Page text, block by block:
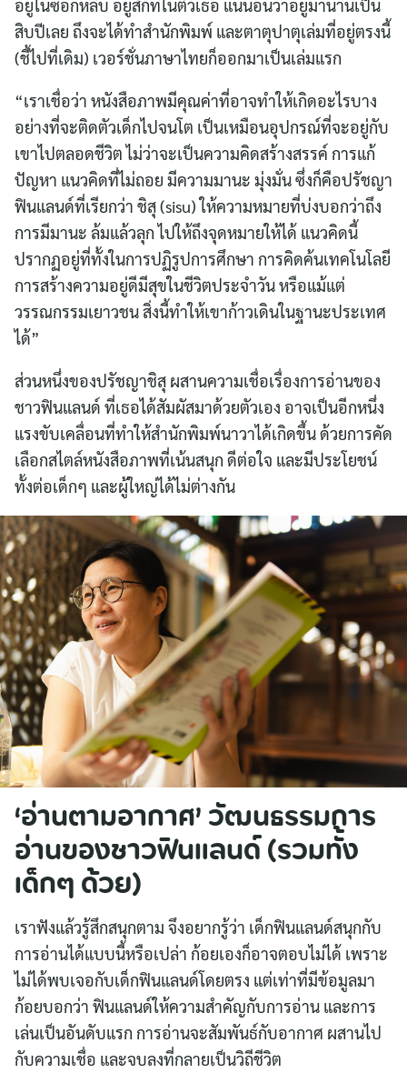
อยู่ในซอกหลืบ อยู่สักที่ในตัวเธอ แน่นอนว่าอยู่มานานเป็น
สิบปีเลย ถึงจะได้ทำสำนักพิมพ์ และตาตุปาตุเล่มที่อยู่ตรงนี้
(ชี้ไปที่เดิม) เวอร์ชั่นภาษาไทยก็ออกมาเป็นเล่มแรก
“เราเชื่อว่า หนังสือภาพมีคุณค่าที่อาจทำให้เกิดอะไรบาง
อย่างที่จะติดตัวเด็กไปจนโต เป็นเหมือนอุปกรณ์ที่จะอยู่กับ
เขาไปตลอดชีวิต ไม่ว่าจะเป็นความคิดสร้างสรรค์ การแก้
ปัญหา แนวคิดที่ไม่ถอย มีความมานะ มุ่งมั่น ซึ่งก็คือปรัชญา
ฟินแลนด์ที่เรียกว่า ชิสุ (sisu) ให้ความหมายที่บ่งบอกว่าถึง
การมีมานะ ล้มแล้วลุก ไปให้ถึงจุดหมายให้ได้ แนวคิดนี้
ปรากฏอยู่ที่ทั้งในการปฏิรูปการศึกษา การคิดค้นเทคโนโลยี
การสร้างความอยู่ดีมีสุขในชีวิตประจำวัน หรือแม้แต่
วรรณกรรมเยาวชน สิ่งนี้ทำให้เขาก้าวเดินในฐานะประเทศ
ได้”
ส่วนหนึ่งของปรัชญาชิสุ ผสานความเชื่อเรื่องการอ่านของ
ชาวฟินแลนด์ ที่เธอได้สัมผัสมาด้วยตัวเอง อาจเป็นอีกหนึ่ง
แรงขับเคลื่อนที่ทำให้สำนักพิมพ์นาวาได้เกิดขึ้น ด้วยการคัด
เลือกสไตล์หนังสือภาพที่เน้นสนุก ดีต่อใจ และมีประโยชน์
ทั้งต่อเด็กๆ และผู้ใหญ่ได้ไม่ต่างกัน
‘อ่านตามอากาศ’ วัฒนธรรมการ
อ่านของชาวฟินแลนด์ (รวมทั้ง
เด็กๆ ด้วย)
เราฟังแล้วรู้สึกสนุกตาม จึงอยากรู้ว่า เด็กฟินแลนด์สนุกกับ
การอ่านได้แบบนี้หรือเปล่า ก้อยเองก็อาจตอบไม่ได้ เพราะ
ไม่ได้พบเจอกับเด็กฟินแลนด์โดยตรง แต่เท่าที่มีข้อมูลมา
ก้อยบอกว่า ฟินแลนด์ให้ความสำคัญกับการอ่าน และการ
เล่นเป็นอันดับแรก การอ่านจะสัมพันธ์กับอากาศ ผสานไป
กับความเชื่อ และจบลงที่กลายเป็นวิถีชีวิต